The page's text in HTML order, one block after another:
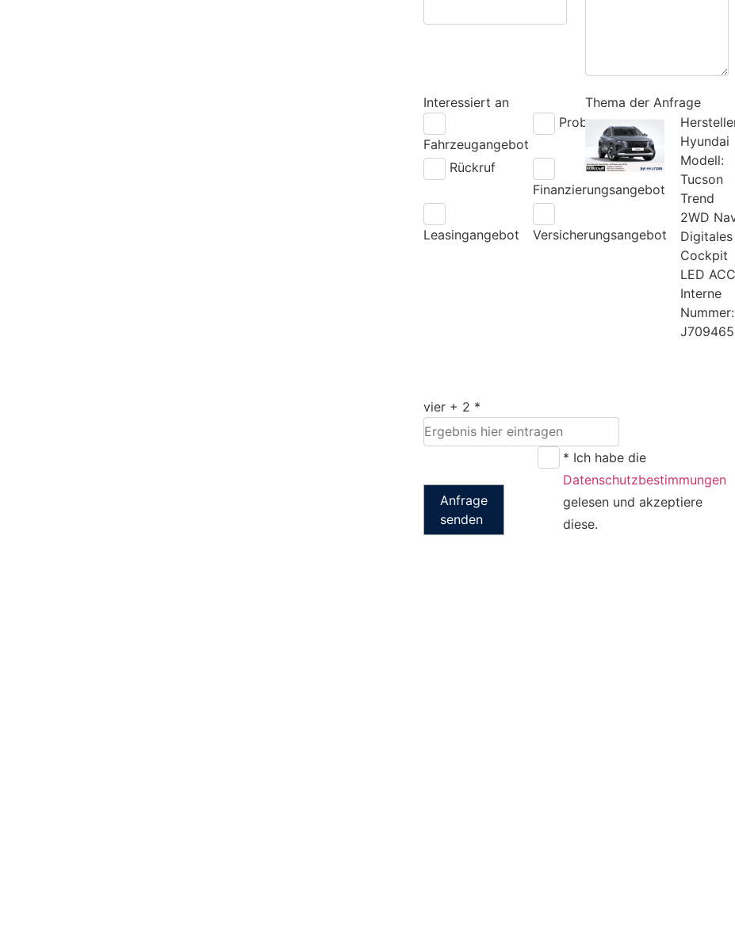
Interessiert an
Fahrzeugangebot
Probefahrt
Rückruf
Finanzierungsangebot
Leasingangebot Versicherungsangebot
Thema der Anfrage
Hyundai
Modell:
Tucson
Trend
2WD
Digitales
Cockpit
LED ACC
Interne
Nummer:
J709465
vier + 2 *
Anfrage
senden
* Ich habe die
Datenschutzbestimmungen
gelesen und akzeptiere
diese.